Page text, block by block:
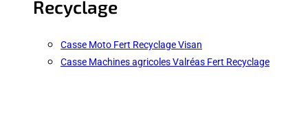
Recyclage
Casse Moto Fert Recyclage Visan
Casse Machines agricoles Valréas Fert Recyclage